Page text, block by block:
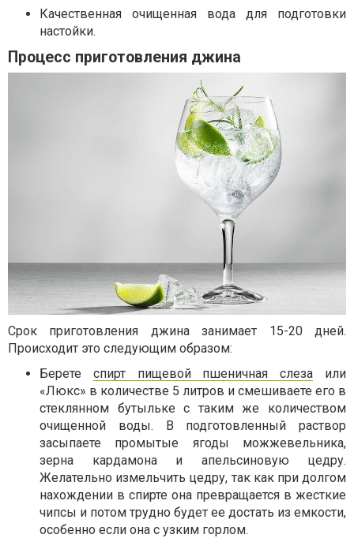
Качественная очищенная вода для подготовки
настойки.
Процесс приготовления джина
Срок приготовления джина занимает 15-20 дней.
Происходит это следующим образом:
Берете спирт пищевой пшеничная слеза или
«Люкс» в количестве 5 литров и смешиваете его в
стеклянном бутыльке с таким же количеством
очищенной воды. В подготовленный раствор
засыпаете промытые ягоды можжевельника,
зерна кардамона и апельсиновую цедру.
Желательно измельчить цедру, так как при долгом
нахождении в спирте она превращается в жесткие
чипсы и потом трудно будет ее достать из емкости,
особенно если она с узким горлом.